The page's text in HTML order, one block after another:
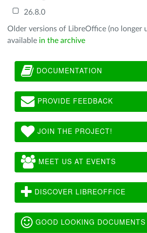
26.8.0
Older versions of LibreOffice (no longer
available in the archive
DOCUMENTATION
PROVIDE FEEDBACK
JOIN THE PROJECT!
MEET US AT EVENTS
DISCOVER LIBREOFFICE
GOOD LOOKING DOCUMENTS